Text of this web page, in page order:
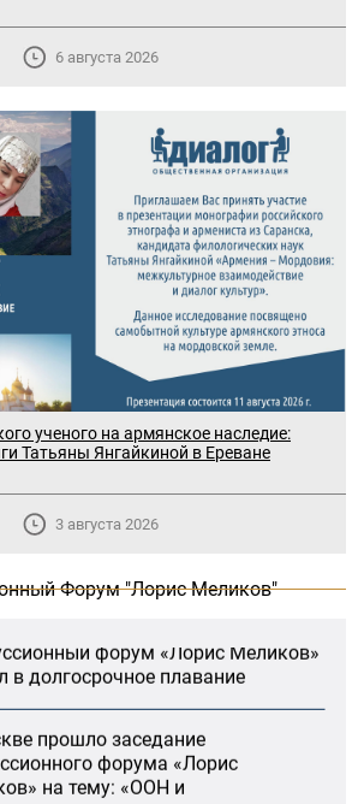
6 августа 2026
ученого на армянское наследие:
Татьяны Янгайкиной в Ереване
3 августа 2026
Форум "Лорис Меликов"
прошло заседание
форума «Лорис
на тему: «ООН и
геноцидов»
Меликов» начинает свою
форум «Лорис Меликов»
прошло заседание
форума «Лорис
на тему: «ООН и
геноцидов»